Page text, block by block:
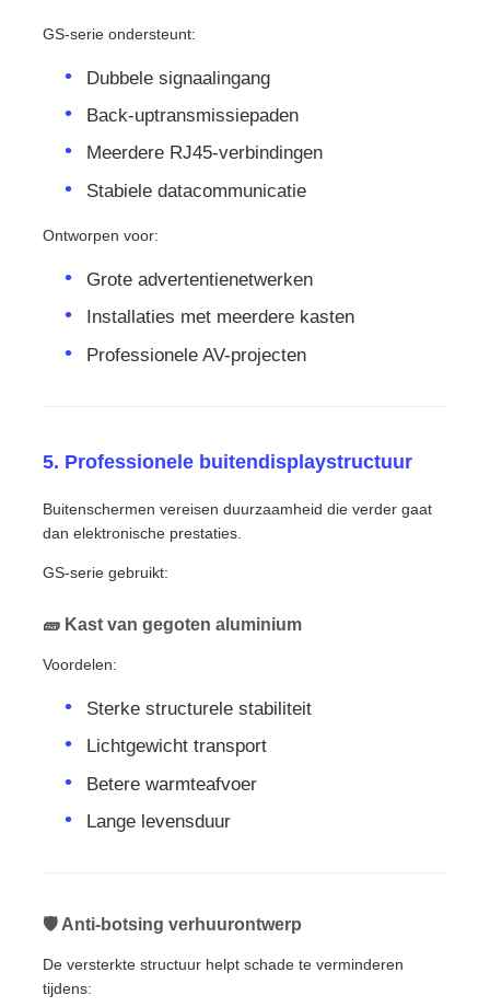
GS-serie ondersteunt:
Dubbele signaalingang
Back-uptransmissiepaden
Meerdere RJ45-verbindingen
Stabiele datacommunicatie
Ontworpen voor:
Grote advertentienetwerken
Installaties met meerdere kasten
Professionele AV-projecten
5. Professionele buitendisplaystructuur
Buitenschermen vereisen duurzaamheid die verder gaat
dan elektronische prestaties.
GS-serie gebruikt:
🧱 Kast van gegoten aluminium
Voordelen:
Sterke structurele stabiliteit
Lichtgewicht transport
Betere warmteafvoer
Lange levensduur
🛡 Anti-botsing verhuurontwerp
De versterkte structuur helpt schade te verminderen
tijdens: